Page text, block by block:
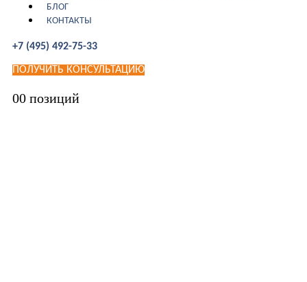
БЛОГ
КОНТАКТЫ
+7 (495) 492-75-33
ПОЛУЧИТЬ КОНСУЛЬТАЦИЮ
00 позиций